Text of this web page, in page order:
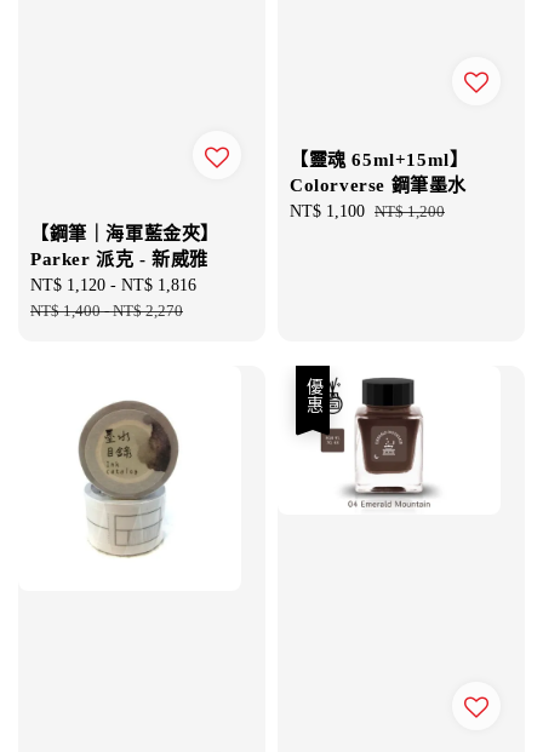
【鋼筆｜海軍藍金夾】
Parker 派克 - 新威雅
Sale
price
NT$ 1,120 - NT$ 1,816
NT$ 1,400-NT$ 2,270
【靈魂 65ml+15ml】
Colorverse 鋼筆墨水
Sale
NT$ 1,100 Regular
NT$ 1,200
優惠